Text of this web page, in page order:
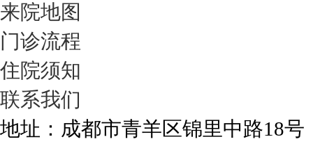
来院地图
门诊流程
住院须知
联系我们
地址：成都市青羊区锦里中路18